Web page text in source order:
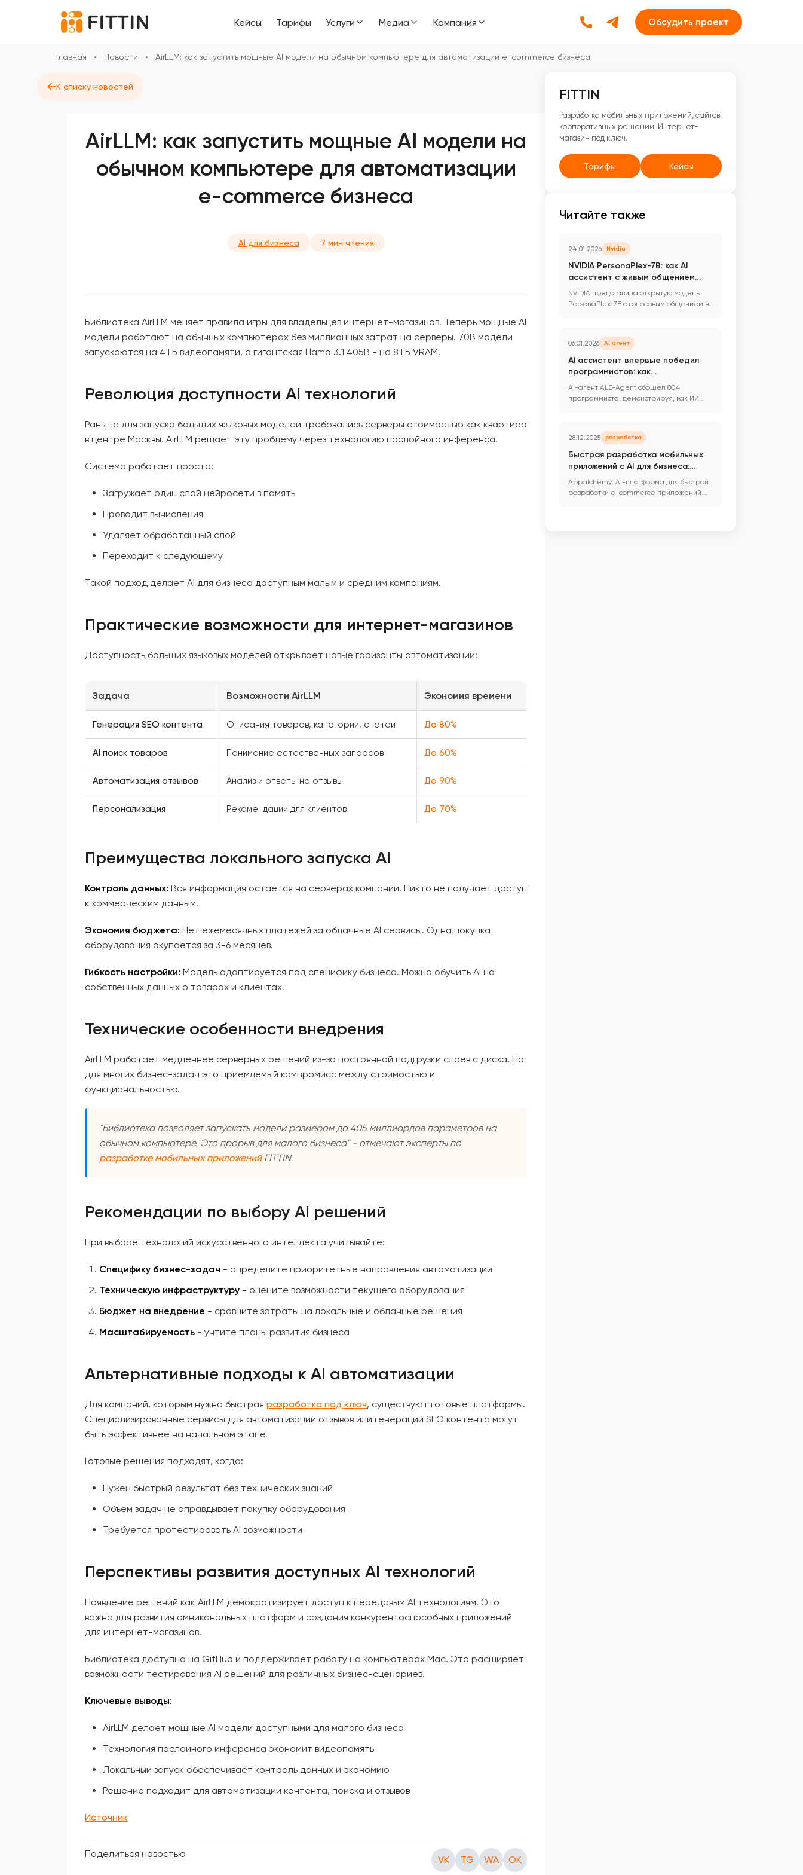
Кейсы Тарифы Услуги Медиа Компания Обсудить проект
Главная • Новости • AirLLM: как запустить мощные AI модели на обычном компьютере для автоматизации e-commerce бизнеса
←К списку новостей
AirLLM: как запустить мощные AI модели на
обычном компьютере для автоматизации
e-commerce бизнеса
AI для бизнеса 7 мин чтения
Библиотека AirLLM меняет правила игры для владельцев интернет-магазинов. Теперь мощные AI
модели работают на обычных компьютерах без миллионных затрат на серверы. 70B модели
запускаются на 4 ГБ видеопамяти, а гигантская Llama 3.1 405B - на 8 ГБ VRAM.
Революция доступности AI технологий
Раньше для запуска больших языковых моделей требовались серверы стоимостью как квартира
в центре Москвы. AirLLM решает эту проблему через технологию послойного инференса.
Система работает просто:
Загружает один слой нейросети в память
Проводит вычисления
Удаляет обработанный слой
Переходит к следующему
Такой подход делает AI для бизнеса доступным малым и средним компаниям.
Практические возможности для интернет-магазинов
Доступность больших языковых моделей открывает новые горизонты автоматизации:
Задача Возможности AirLLM Экономия времени
Генерация SEO контента Описания товаров, категорий, статей До 80%
AI поиск товаров Понимание естественных запросов До 60%
Автоматизация отзывов Анализ и ответы на отзывы До 90%
Персонализация Рекомендации для клиентов До 70%
Преимущества локального запуска AI
Контроль данных: Вся информация остается на серверах компании. Никто не получает доступ
к коммерческим данным.
Экономия бюджета: Нет ежемесячных платежей за облачные AI сервисы. Одна покупка
оборудования окупается за 3-6 месяцев.
Гибкость настройки: Модель адаптируется под специфику бизнеса. Можно обучить AI на
собственных данных о товарах и клиентах.
Технические особенности внедрения
AirLLM работает медленнее серверных решений из-за постоянной подгрузки слоев с диска. Но
для многих бизнес-задач это приемлемый компромисс между стоимостью и
функциональностью.
"Библиотека позволяет запускать модели размером до 405 миллиардов параметров на
обычном компьютере. Это прорыв для малого бизнеса" - отмечают эксперты по
разработке мобильных приложенийFITTIN.
Рекомендации по выбору AI решений
При выборе технологий искусственного интеллекта учитывайте:
Специфику бизнес-задач - определите приоритетные направления автоматизации
Техническую инфраструктуру - оцените возможности текущего оборудования
Бюджет на внедрение - сравните затраты на локальные и облачные решения
Масштабируемость - учтите планы развития бизнеса
Альтернативные подходы к AI автоматизации
Для компаний, которым нужна быстрая разработка под ключ, существуют готовые платформы.
Специализированные сервисы для автоматизации отзывов или генерации SEO контента могут
быть эффективнее на начальном этапе.
Готовые решения подходят, когда:
Нужен быстрый результат без технических знаний
Объем задач не оправдывает покупку оборудования
Требуется протестировать AI возможности
Перспективы развития доступных AI технологий
Появление решений как AirLLM демократизирует доступ к передовым AI технологиям. Это
важно для развития омниканальных платформ и создания конкурентоспособных приложений
для интернет-магазинов.
Библиотека доступна на GitHub и поддерживает работу на компьютерах Mac. Это расширяет
возможности тестирования AI решений для различных бизнес-сценариев.
Ключевые выводы:
AirLLM делает мощные AI модели доступными для малого бизнеса
Технология послойного инференса экономит видеопамять
Локальный запуск обеспечивает контроль данных и экономию
Решение подходит для автоматизации контента, поиска и отзывов
Источник
Поделиться новостью
VK TG WA OK
FITTIN
Разработка мобильных приложений, сайтов,
корпоративных решений. Интернет-
магазин под ключ.
Тарифы Кейсы
Читайте также
24.01.2026 Nvidia
NVIDIA PersonaPlex-7B: как AI
ассистент с живым общением
изменит e-commerce и HR
автоматизацию
NVIDIA представила открытую модель
PersonaPlex-7B с голосовым общением в
06.01.2026 AI агент
AI ассистент впервые победил
программистов: как
искусственный интеллект меняет
разработку под ключ и
AI-агент ALE-Agent обошел 804
программиста, демонстрируя, как ИИ
28.12.2025 разработка
Быстрая разработка мобильных
приложений с AI для бизнеса:
новая платформа Appalchemy
автоматизирует создание e-
Appalchemy: AI-платформа для быстрой
разработки e-commerce приложений.